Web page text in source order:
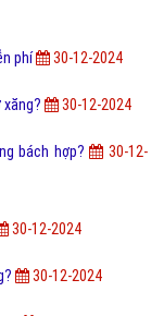
phí 30-12-2024
30-12-2024
bách hợp?
30-12-
30-12-2024
30-12-2024